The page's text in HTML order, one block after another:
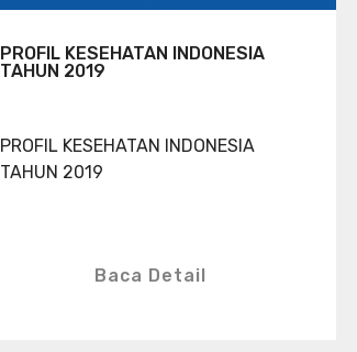
PROFIL KESEHATAN INDONESIA
TAHUN 2019
PROFIL KESEHATAN INDONESIA
TAHUN 2019
Baca Detail